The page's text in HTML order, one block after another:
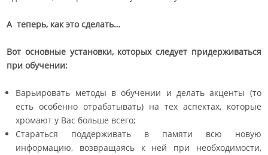
А теперь, как это сделать…
Вот основные установки, которых следует придерживаться
при обучении:
Варьировать методы в обучении и делать акценты (то
есть особенно отрабатывать) на тех аспектах, которые
хромают у Вас больше всего;
Стараться поддерживать в памяти всю новую
информацию, возвращаясь к ней при необходимости,